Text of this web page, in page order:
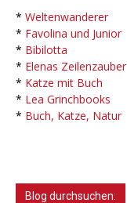
* Weltenwanderer
* Favolina und Junior
* Bibilotta
* Elenas Zeilenzauber
* Katze mit Buch
* Lea Grinchbooks
* Buch, Katze, Natur
Blog durchsuchen: